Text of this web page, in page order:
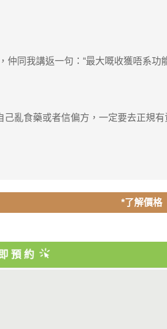
我講返一句：“最大嘅收獲唔系功
亂食藥或者信偏方，一定要去正規
*了解價格
預約